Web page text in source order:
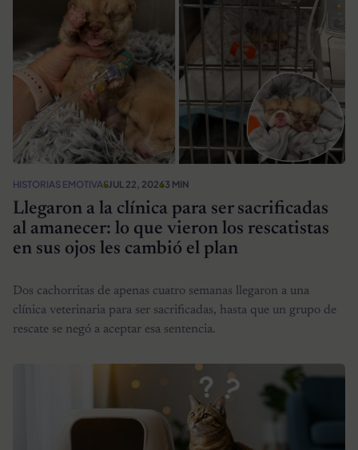
HISTORIAS EMOTIVASJUL 22, 20263 MIN
Llegaron a la clínica para ser sacrificadas
al amanecer: lo que vieron los rescatistas
en sus ojos les cambió el plan
Dos cachorritas de apenas cuatro semanas llegaron a una
clínica veterinaria para ser sacrificadas, hasta que un grupo de
rescate se negó a aceptar esa sentencia.